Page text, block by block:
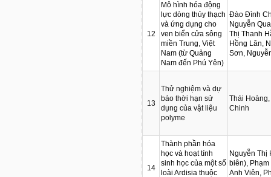
12
Mô hình hóa động
lực dòng thủy thạch
và ứng dụng cho
ven biển cửa sông
miền Trung, Việt
Nam (từ Quảng
Nam đến Phú Yên)
Đào Đình
Nguyễn
Thị Thanh
Hồng Lân,
Sơn,
13
Thử nghiệm và dự
báo thời hạn sử
dụng của vật liệu
polyme
Thái
Chinh
14
Thành phần hóa
học và hoạt tính
sinh học của một số
loài Ardisia thuộc
Nguyễn Thị
biên), Phạm
Anh Viên,